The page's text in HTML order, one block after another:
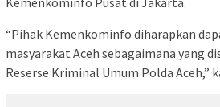
“Pihak Kemenkominfo diharapkan
masyarakat Aceh sebagaimana yang
Reserse Kriminal Umum Polda Aceh,”